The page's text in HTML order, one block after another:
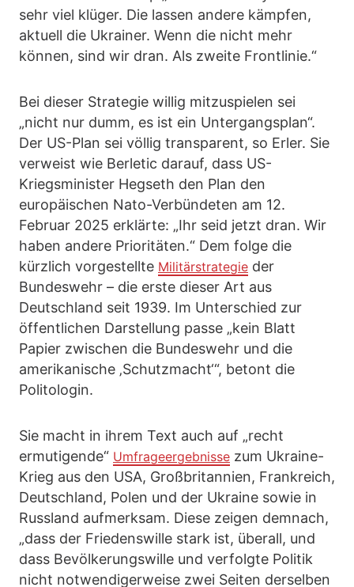
sehr viel klüger. Die lassen andere kämpfen,
aktuell die Ukrainer. Wenn die nicht mehr
können, sind wir dran. Als zweite Frontlinie.“
Bei dieser Strategie willig mitzuspielen sei
„nicht nur dumm, es ist ein Untergangsplan“.
Der US-Plan sei völlig transparent, so Erler. Sie
verweist wie Berletic darauf, dass US-
Kriegsminister Hegseth den Plan den
europäischen Nato-Verbündeten am 12.
Februar 2025 erklärte: „Ihr seid jetzt dran. Wir
haben andere Prioritäten.“ Dem folge die
kürzlich vorgestellte Militärstrategie der
Bundeswehr – die erste dieser Art aus
Deutschland seit 1939. Im Unterschied zur
öffentlichen Darstellung passe „kein Blatt
Papier zwischen die Bundeswehr und die
amerikanische ‚Schutzmacht‘“, betont die
Politologin.
Sie macht in ihrem Text auch auf „recht
ermutigende“ Umfrageergebnisse zum Ukraine-
Krieg aus den USA, Großbritannien, Frankreich,
Deutschland, Polen und der Ukraine sowie in
Russland aufmerksam. Diese zeigen demnach,
„dass der Friedenswille stark ist, überall, und
dass Bevölkerungswille und verfolgte Politik
nicht notwendigerweise zwei Seiten derselben